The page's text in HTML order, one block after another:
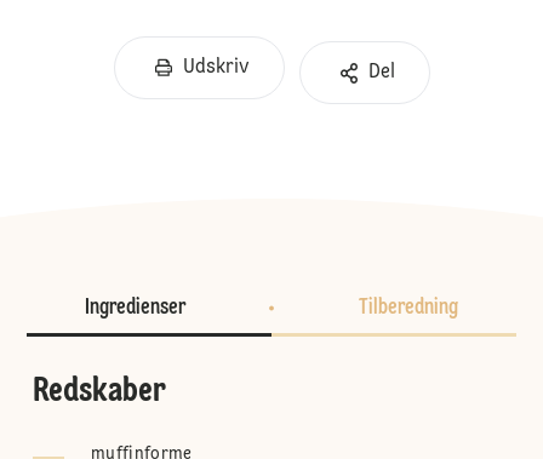
Udskriv Del
Ingredienser Tilberedning
Redskaber
muffinforme